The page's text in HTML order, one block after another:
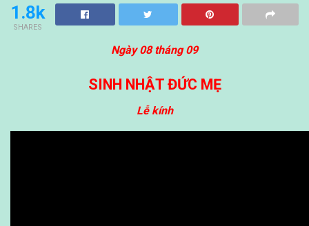
1.8k
SHARES
Ngày 08 tháng 09
SINH NHẬT ĐỨC MẸ
Lễ kính